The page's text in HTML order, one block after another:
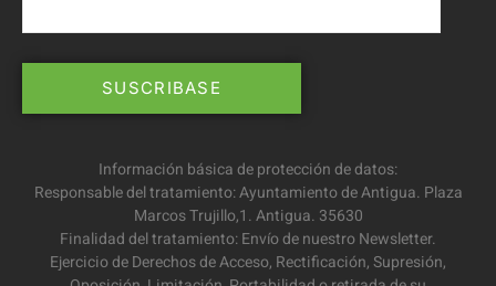
Información básica de protección de datos:
Responsable del tratamiento: Ayuntamiento de Antigua. Plaza
Marcos Trujillo,1. Antigua. 35630
Finalidad del tratamiento: Envío de nuestro Newsletter.
Ejercicio de Derechos de Acceso, Rectificación, Supresión,